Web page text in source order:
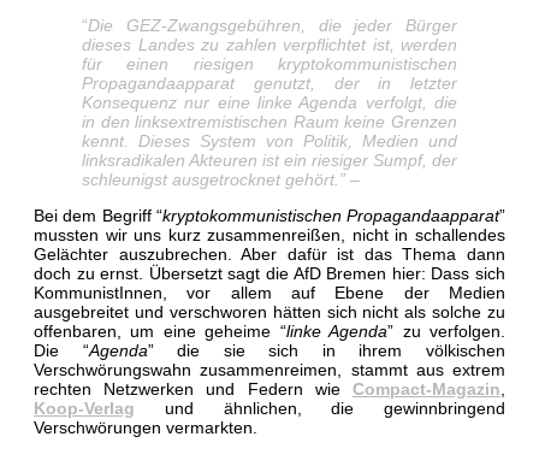
“Die GEZ-Zwangsgebühren, die jeder Bürger
dieses Landes zu zahlen verpflichtet ist, werden
für einen riesigen kryptokommunistischen
Propagandaapparat genutzt, der in letzter
Konsequenz nur eine linke Agenda verfolgt, die
in den linksextremistischen Raum keine Grenzen
kennt. Dieses System von Politik, Medien und
linksradikalen Akteuren ist ein riesiger Sumpf, der
schleunigst ausgetrocknet gehört.” –
Bei dem Begriff “kryptokommunistischen Propagandaapparat”
mussten wir uns kurz zusammenreißen, nicht in schallendes
Gelächter auszubrechen. Aber dafür ist das Thema dann
doch zu ernst. Übersetzt sagt die AfD Bremen hier: Dass sich
KommunistInnen, vor allem auf Ebene der Medien
ausgebreitet und verschworen hätten sich nicht als solche zu
offenbaren, um eine geheime “linke Agenda” zu verfolgen.
Die “Agenda” die sie sich in ihrem völkischen
Verschwörungswahn zusammenreimen, stammt aus extrem
rechten Netzwerken und Federn wie Compact-Magazin
Koop-Verlag und ähnlichen, die gewinnbringend
Verschwörungen vermarkten.